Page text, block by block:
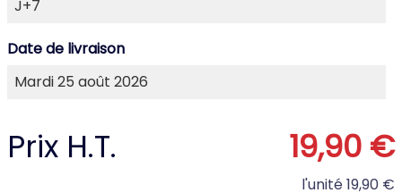
Date de livraison
Prix H.T. 19,90 €
l'unité19,90 €